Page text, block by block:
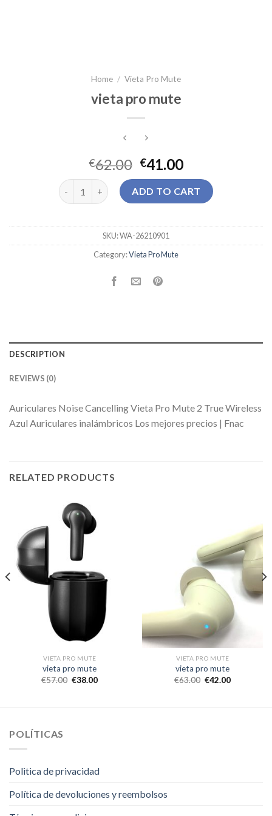
Home / Vieta Pro Mute
vieta pro mute
€62.00 €41.00
vieta pro mute quantityADD TO CART
SKU:WA-26210901
Category:Vieta Pro Mute
DESCRIPTION
REVIEWS (0)
Auriculares Noise Cancelling Vieta Pro Mute 2 True Wireless
Azul Auriculares inalámbricos Los mejores precios | Fnac
RELATED PRODUCTS
VIETA PRO MUTE
vieta pro mute
€57.00 €38.00
VIETA PRO MUTE
vieta pro mute
€63.00 €42.00
POLÍTICAS
Politica de privacidad
Política de devoluciones y reembolsos